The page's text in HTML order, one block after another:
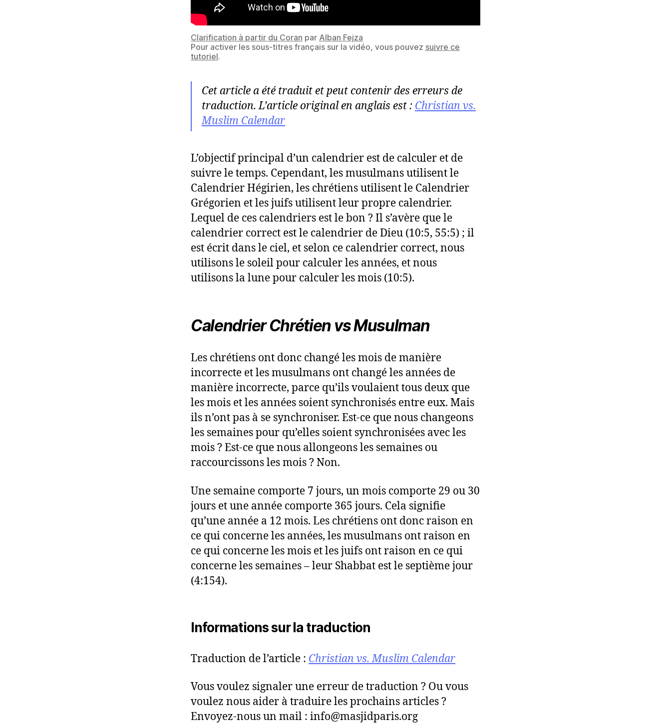
Clarification à partir du Coran par Alban Fejza
Pour activer les sous-titres français sur la vidéo, vous pouvez suivre ce
tutoriel.
Cet article a été traduit et peut contenir des erreurs de
traduction. L’article original en anglais est : Christian vs.
Muslim Calendar
L’objectif principal d’un calendrier est de calculer et de
suivre le temps. Cependant, les musulmans utilisent le
Calendrier Hégirien, les chrétiens utilisent le Calendrier
Grégorien et les juifs utilisent leur propre calendrier.
Lequel de ces calendriers est le bon ? Il s’avère que le
calendrier correct est le calendrier de Dieu (10:5, 55:5) ; il
est écrit dans le ciel, et selon ce calendrier correct, nous
utilisons le soleil pour calculer les années, et nous
utilisons la lune pour calculer les mois (10:5).
Calendrier Chrétien vs Musulman
Les chrétiens ont donc changé les mois de manière
incorrecte et les musulmans ont changé les années de
manière incorrecte, parce qu’ils voulaient tous deux que
les mois et les années soient synchronisés entre eux. Mais
ils n’ont pas à se synchroniser. Est-ce que nous changeons
les semaines pour qu’elles soient synchronisées avec les
mois ? Est-ce que nous allongeons les semaines ou
raccourcissons les mois ? Non.
Une semaine comporte 7 jours, un mois comporte 29 ou 30
jours et une année comporte 365 jours. Cela signifie
qu’une année a 12 mois. Les chrétiens ont donc raison en
ce qui concerne les années, les musulmans ont raison en
ce qui concerne les mois et les juifs ont raison en ce qui
concerne les semaines – leur Shabbat est le septième jour
(4:154).
Informations sur la traduction
Traduction de l’article : Christian vs. Muslim Calendar
Vous voulez signaler une erreur de traduction ? Ou vous
voulez nous aider à traduire les prochains articles ?
Envoyez-nous un mail : info@masjidparis.org